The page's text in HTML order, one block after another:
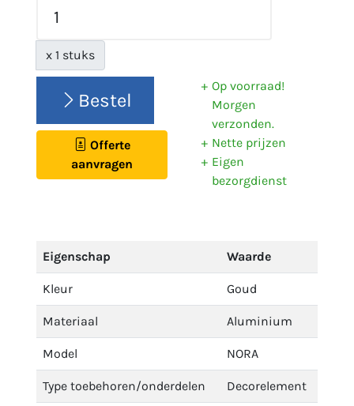
x 1 stuks
Bestel
Offerte
aanvragen
Op voorraad!
Morgen
verzonden.
Nette prijzen
Eigen
bezorgdienst
Eigenschap Waarde
Kleur Goud
Materiaal Aluminium
Model NORA
Type toebehoren/onderdelen Decorelement